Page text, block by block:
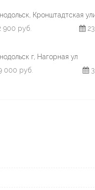
Кронштадтская
900 руб.
г, Нагорная ул
000 руб.